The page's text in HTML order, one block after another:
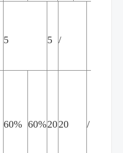
5 5 /
60% 60%2020 /